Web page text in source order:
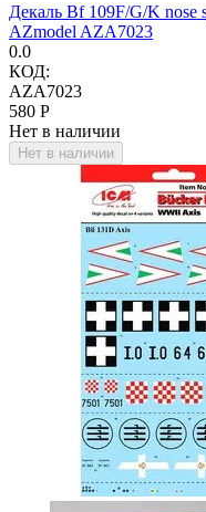
Декаль Bf 109F/G/K nose
AZmodel AZA7023
0.0
КОД:
AZA7023
‍580‍ Р
Нет в наличии
Нет в наличии